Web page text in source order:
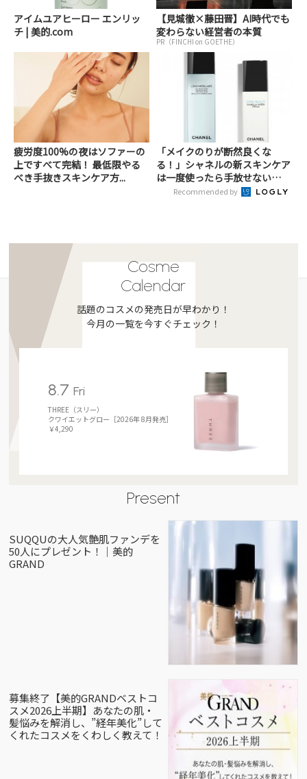
アイムユアヒーロー エンリッ
チ | 美的.com
【見城徹×藤田晋】AI時代でも
変わらない経営者の本質
PR（FINCHI on GOETHE）
疲労度100%の夜はソファーの
上ですべて完結！ 最低限やる
べき手抜きスキンケア方...
「メイクのりが断然良くな
る！」シャネルの新スキンケア
は一度使ったら手放せない
【美...Recommended by
Cosme
Calendar
話題のコスメの発売日が早わかり！
今月の一覧を今すぐチェック！
8.7Fri
THREE（スリー）
クワイエットグロー［2026年 8月発売］
￥4,290
Present
SUQQUの大人気艶肌ファンデを
50人にプレゼント！｜美的
GRAND
募集終了【美的GRANDベストコ
スメ2026上半期】あなたの肌・
髪悩みを解消し、”経年美化”して
くれたコスメをくわしく教えて！